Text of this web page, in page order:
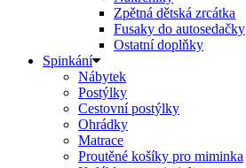
Zpětná dětská zrcátka
Fusaky do autosedačky
Ostatní doplňky
Spinkání
Nábytek
Postýlky
Cestovní postýlky
Ohrádky
Matrace
Proutěné košíky pro miminka